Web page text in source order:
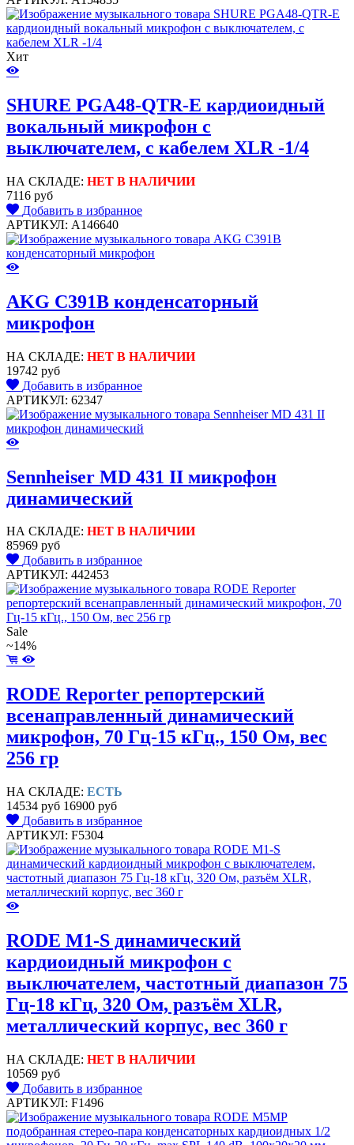
Хит
SHURE PGA48-QTR-E кардиоидный
вокальный микрофон c
выключателем, с кабелем XLR -1/4
НА СКЛАДЕ: НЕТ В НАЛИЧИИ
7116 руб
Добавить в избранное
АРТИКУЛ: A146640
AKG C391B конденсаторный
микрофон
НА СКЛАДЕ: НЕТ В НАЛИЧИИ
19742 руб
Добавить в избранное
АРТИКУЛ: 62347
Sennheiser MD 431 II микрофон
динамический
НА СКЛАДЕ: НЕТ В НАЛИЧИИ
85969 руб
Добавить в избранное
АРТИКУЛ: 442453
Sale
~14%
RODE Reporter репортерский
всенаправленный динамический
микрофон, 70 Гц-15 кГц., 150 Ом, вес
256 гр
НА СКЛАДЕ: ЕСТЬ
14534 руб 16900 руб
Добавить в избранное
АРТИКУЛ: F5304
RODE M1-S динамический
кардиоидный микрофон с
выключателем, частотный диапазон 75
Гц-18 кГц, 320 Ом, разъём XLR,
металлический корпус, вес 360 г
НА СКЛАДЕ: НЕТ В НАЛИЧИИ
10569 руб
Добавить в избранное
АРТИКУЛ: F1496